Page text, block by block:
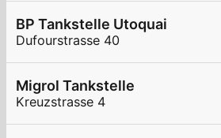
BP Tankstelle Utoquai
Dufourstrasse 40
Migrol Tankstelle
Kreuzstrasse 4